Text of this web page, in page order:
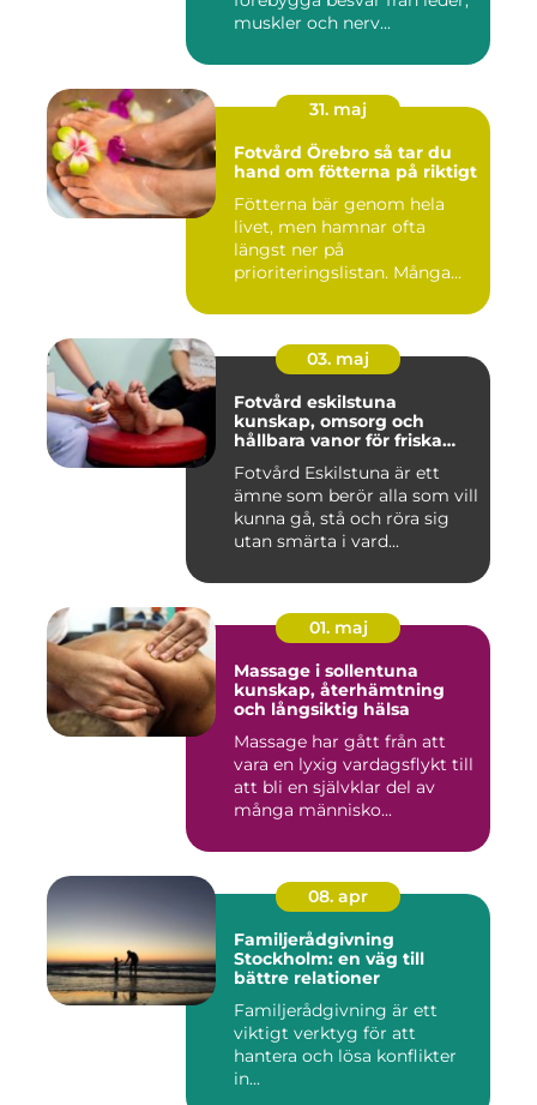
muskler och nerv...
31. maj
Fotvård Örebro så tar du
hand om fötterna på riktigt
Fötterna bär genom hela
livet, men hamnar ofta
längst ner på
prioriteringslistan. Många
03. maj
Fotvård eskilstuna
kunskap, omsorg och
hållbara vanor för friska
Fotvård Eskilstuna är ett
ämne som berör alla som vill
kunna gå, stå och röra sig
utan smärta i vard...
01. maj
Massage i sollentuna
kunskap, återhämtning
och långsiktig hälsa
Massage har gått från att
vara en lyxig vardagsflykt till
att bli en självklar del av
många människo...
08. apr
Familjerådgivning
Stockholm: en väg till
bättre relationer
Familjerådgivning är ett
viktigt verktyg för att
hantera och lösa konflikter
in...